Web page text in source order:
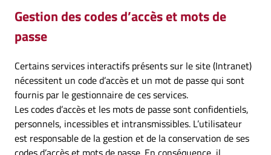
Gestion des codes d’accès et mots de
passe
Certains services interactifs présents sur le site (Intranet)
nécessitent un code d’accès et un mot de passe qui sont
fournis par le gestionnaire de ces services.
Les codes d’accès et les mots de passe sont confidentiels,
personnels, incessibles et intransmissibles. L’utilisateur
est responsable de la gestion et de la conservation de ses